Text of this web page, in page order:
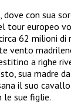
con sua
tour europeo
62 milioni
vento
a righe
sua madre
il suo
le sue figlie.